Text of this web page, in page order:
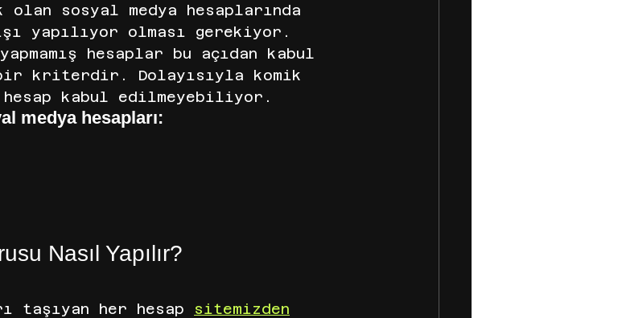
sosyal medya hesaplarında
yapılıyor olması gerekiyor.
hesaplar bu açıdan kabul
kriterdir. Dolayısıyla komik
kabul edilmeyebiliyor.
medya hesapları:
Nasıl Yapılır?
taşıyan her hesap sitemizden